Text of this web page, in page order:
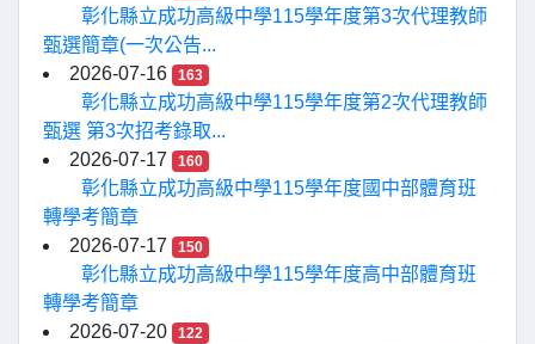
彰化縣立成功高級中學115學年度第3次代理教師
甄選簡章(一次公告...
2026-07-16
163
彰化縣立成功高級中學115學年度第2次代理教師
甄選 第3次招考錄取...
2026-07-17
160
彰化縣立成功高級中學115學年度國中部體育班
轉學考簡章
2026-07-17
150
彰化縣立成功高級中學115學年度高中部體育班
轉學考簡章
2026-07-20
122